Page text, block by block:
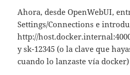
Ahora, desde OpenWebUI,
Settings/Connections e
http://
y sk-12345 (o la clave que
cuando lo lanzaste vía